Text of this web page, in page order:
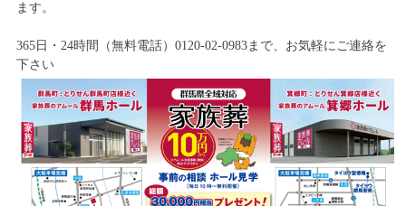
ます。
365日・24時間（無料電話）0120-02-0983まで、お気軽にご連絡を
下さい